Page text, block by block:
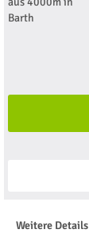
Weitere